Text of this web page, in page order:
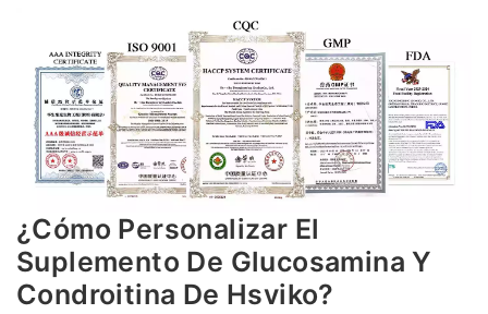
¿Cómo Personalizar El
Suplemento De Glucosamina Y
Condroitina De Hsviko?